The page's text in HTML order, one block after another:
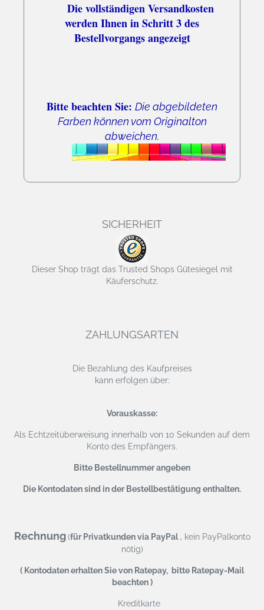
Die vollständigen Versandkosten
werden Ihnen in Schritt 3 des
Bestellvorgangs angezeigt
Bitte beachten Sie: Die abgebildeten
Farben können vom Originalton
abweichen.
SICHERHEIT
Dieser Shop trägt das Trusted Shops Gütesiegel mit
Käuferschutz.
ZAHLUNGSARTEN
Die Bezahlung des Kaufpreises
kann erfolgen über:
Vorauskasse:
Als Echtzeitüberweisung innerhalb von 10 Sekunden auf dem
Konto des Empfängers.
Bitte Bestellnummer angeben
Die Kontodaten sind in der Bestellbestätigung enthalten.
Rechnung (für Privatkunden via PayPal, kein PayPalkonto
nötig)
( Kontodaten erhalten Sie von Ratepay, bitte Ratepay-Mail
beachten )
Kreditkarte